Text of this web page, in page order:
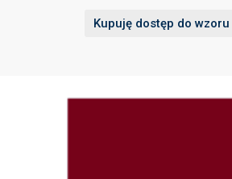
Kupuję dostęp do